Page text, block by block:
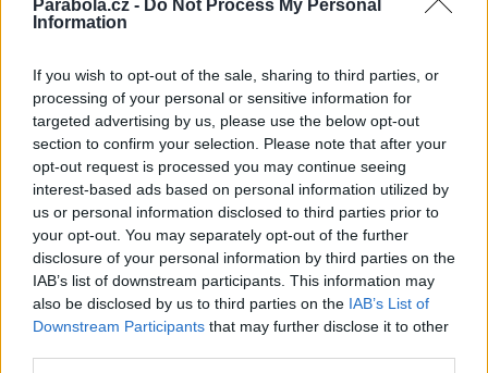
Parabola.cz - Do Not Process My Personal
Information
If you wish to opt-out of the sale, sharing to third parties, or
processing of your personal or sensitive information for
targeted advertising by us, please use the below opt-out
section to confirm your selection. Please note that after your
opt-out request is processed you may continue seeing
interest-based ads based on personal information utilized by
us or personal information disclosed to third parties prior to
your opt-out. You may separately opt-out of the further
disclosure of your personal information by third parties on the
IAB’s list of downstream participants. This information may
also be disclosed by us to third parties on the IAB’s List of
Downstream Participants that may further disclose it to other
Domácnosti využívají více způsobů příjmu televizních programů
Pracovní nabídky
07.08.2026 -Bosch Powertrain s.r.o. Jihlava • linkový střídač • mzda
48.400 Kč • příspěvek na ubytování (Jihlava, okres Jihlava)
07.08.2026 -Bosch Powertrain s.r.o. Jihlava • obsluha CNC strojů •
48.400 Kč • náborový bonus 50.000 Kč • příspěvek na ubytování
okres Jihlava)
07.08.2026 - Specialista pro elektronická zařízení údržby (m/ž) (tř.
Klementa 869, Mladá Boleslav II)
06.08.2026 -Bosch Powertrain s.r.o. Jihlava • CNC operátor• mzda
Kč • náborový bonus 50.000 Kč • příspěvek na ubytování (Jihlava,
Jihlava)
06.08.2026 -Bosch Powertrain s.r.o. • montážní dělník • mzda 44.700